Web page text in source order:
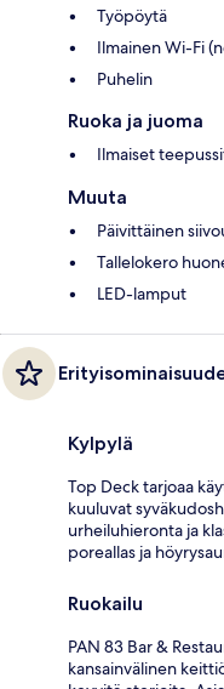
Työpöytä
Ilmainen Wi-Fi
Puhelin
Ruoka ja juoma
Ilmaiset
Muuta
Päivittäinen
Tallelokero
LED-lamput
Kylpylä
Top Deck tarjoaa
kuuluvat
urheiluhieronta ja
poreallas ja
Ruokailu
PAN 83 Bar &
kansainvälinen